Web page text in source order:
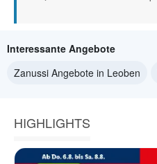
Interessante Angebote
Zanussi Angebote in Leoben
HIGHLIGHTS